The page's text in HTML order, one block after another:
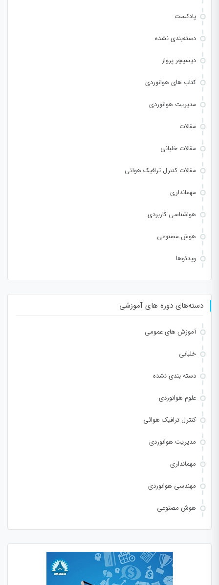
پادکست
دسته‌بندی نشده
دیسپچر پرواز
کتاب های هوانوردی
مدیریت هوانوردی
مقالات
مقالات خلبانی
مقالات کنترل ترافیک هوائی
مهمانداری
هواشناسی کاربردی
هوش مصنوعی
ویدئوها
دسته‌های دوره های آموزشی
آموزش های عمومی
خلبانی
دسته بندی نشده
علوم هوانوردی
کنترل ترافیک هوائی
مدیریت هوانوردی
مهمانداری
مهندسی هوانوردی
هوش مصنوعی